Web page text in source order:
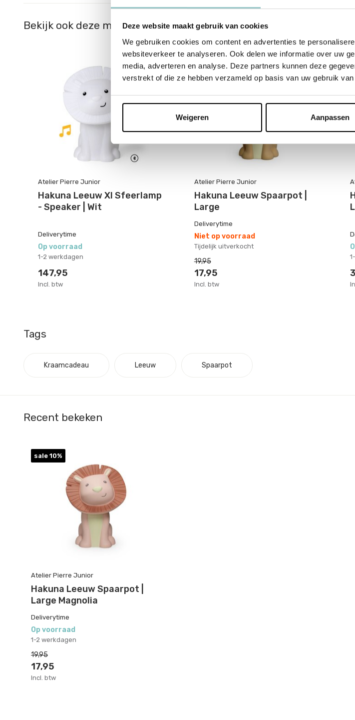
Deze website maakt gebruik van cookies
We gebruiken cookies om content en advertenties te
websiteverkeer te analyseren. Ook delen we informatie over uw
media, adverteren en analyse. Deze partners kunnen deze
verstrekt of die ze hebben verzameld op basis van uw gebruik
Weigeren Aanpassen
Bekijk ook deze must-haves
Atelier Pierre Junior
Hakuna Leeuw Xl Sfeerlamp
- Speaker | Wit
Deliverytime
Op voorraad
1-2 werkdagen
147,95
Incl. btw
sale 10%
Atelier Pierre Junior
Hakuna Leeuw Spaarpot |
Large
Deliverytime
Niet op voorraad
Tijdelijk uitverkocht
19,95
17,95
Incl. btw
Tags
Kraamcadeau Leeuw Spaarpot
Recent bekeken
sale 10%
Atelier Pierre Junior
Hakuna Leeuw Spaarpot |
Large Magnolia
Deliverytime
Op voorraad
1-2 werkdagen
19,95
17,95
Incl. btw